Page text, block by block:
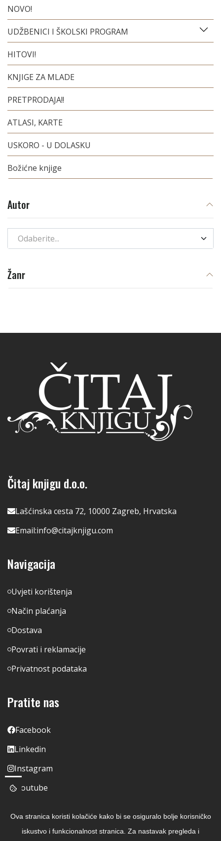
NOVO!
UDŽBENICI I ŠKOLSKI PROGRAM
HITOVI!
KNJIGE ZA MLADE
PRETPRODAJA!!
ATLASI, KARTE
USKORO - U DOLASKU
Božićne knjige
Autor
Odaberite...
Žanr
Čitaj knjigu d.o.o.
Lašćinska cesta 72, 10000 Zagreb, Hrvatska
Email:info@citajknjigu.com
Navigacija
Uvjeti korištenja
Način plaćanja
Dostava
Povrati i reklamacije
Privatnost podataka
Pratite nas
Facebook
Linkedin
Instagram
Youtube
Ova stranica koristi kolačiće kako bi se osiguralo bolje korisničko
iskustvo i funkcionalnost stranica. Za nastavak pregleda i